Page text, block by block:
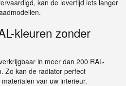
kan de levertijd iets langer
kleuren zonder
in meer dan 200 RAL-
Zo kan de radiator perfect
van uw interieur.